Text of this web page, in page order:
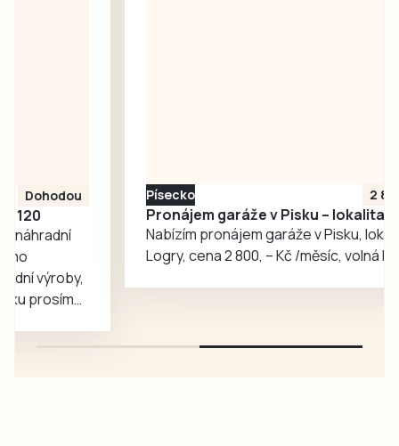
Písecko
Pronájem garáže v Pisku – lokalita Logry
Nabízím pronájem garáže v Pisku, lokalita
Logry, cena 2 800, – Kč /měsíc, volná IHNED